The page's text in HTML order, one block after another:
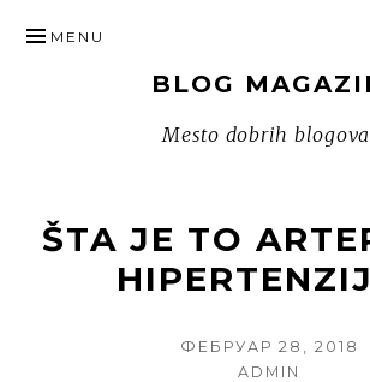
TO
BLOG
Mesto dobrih
MENU
ŠTA JE TO
POSTED
ФЕБРУАР 28, 2018
AUTHOR
ADMIN